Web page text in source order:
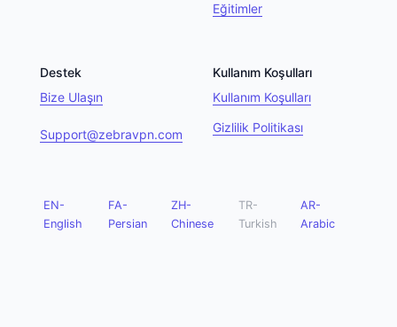
Eğitimler
Destek
Bize Ulaşın
Support@zebravpn.com
Kullanım Koşulları
Kullanım Koşulları
Gizlilik Politikası
EN-
English
FA-
Persian
ZH-
Chinese
TR-
Turkish
AR-
Arabic